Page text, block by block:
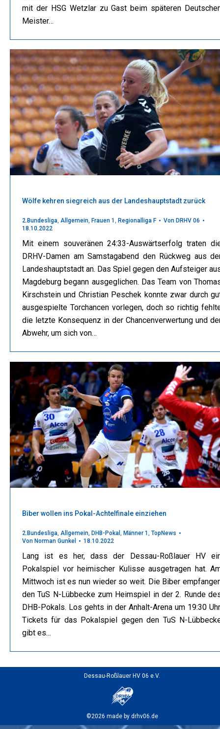
mit der HSG Wetzlar zu Gast beim späteren
Meister…
Wölfe kehren siegreich aus der Landeshauptstadt zurück
2.Bundesliga, Allgemein, Frauen 1 , Regionalliga F Von DRHV 06
18.10.2022
Mit einem souveränen 24:33-Auswärtserfolg traten
DRHV-Damen am Samstagabend den Rückweg aus
Landeshauptstadt an. Das Spiel gegen den Aufsteiger
Magdeburg begann ausgeglichen. Das Team von
Kirschstein und Christian Peschek konnte zwar durch
ausgespielte Torchancen vorlegen, doch so richtig
die letzte Konsequenz in der Chancenverwertung und
Abwehr, um sich von…
Biber wollen ins Pokal-Achtelfinale einziehen
2.Bundesliga, Allgemein, DHB-Pokal , Männer 1 , TopNews
Von Norman Gunkel 18.10.2022
Lang ist es her, dass der Dessau-Roßlauer HV
Pokalspiel vor heimischer Kulisse ausgetragen hat.
Mittwoch ist es nun wieder so weit. Die Biber
den TuS N-Lübbecke zum Heimspiel in der 2. Runde
DHB-Pokals. Los gehts in der Anhalt-Arena um 19:30
Tickets für das Pokalspiel gegen den TuS N-
gibt es…
Dessau-Roßlauer HV 06 e.V.
©2026 made by drhv06.de